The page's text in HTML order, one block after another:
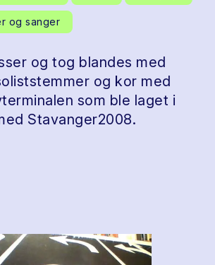
og sanger
og tog blandes med
og kor med
som ble laget i
Stavanger2008.